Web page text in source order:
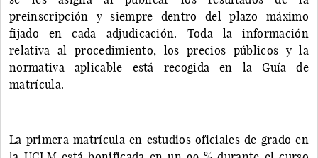
preinscripción y siempre dentro del plazo máximo
fijado en cada adjudicación. Toda la información
relativa al procedimiento, los precios públicos y la
normativa aplicable está recogida en la Guía de
matrícula.
La primera matrícula en estudios oficiales de grado en